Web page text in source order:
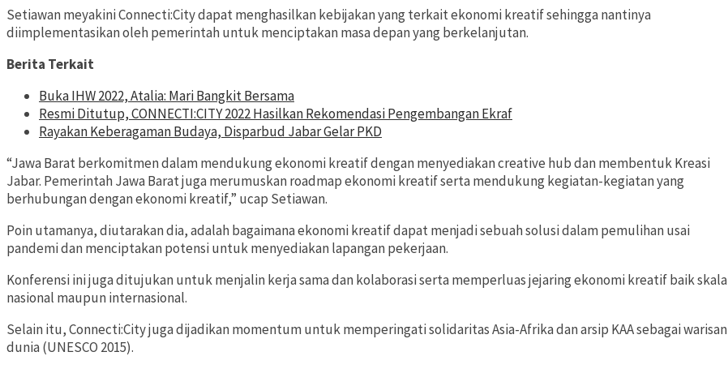
Setiawan meyakini Connecti:City dapat menghasilkan kebijakan yang terkait ekonomi kreatif sehingga nantinya
diimplementasikan oleh pemerintah untuk menciptakan masa depan yang berkelanjutan.
Berita Terkait
Buka IHW 2022, Atalia: Mari Bangkit Bersama
Resmi Ditutup, CONNECTI:CITY 2022 Hasilkan Rekomendasi Pengembangan Ekraf
Rayakan Keberagaman Budaya, Disparbud Jabar Gelar PKD
“Jawa Barat berkomitmen dalam mendukung ekonomi kreatif dengan menyediakan creative hub dan membentuk Kreasi
Jabar. Pemerintah Jawa Barat juga merumuskan roadmap ekonomi kreatif serta mendukung kegiatan-kegiatan yang
berhubungan dengan ekonomi kreatif,” ucap Setiawan.
Poin utamanya, diutarakan dia, adalah bagaimana ekonomi kreatif dapat menjadi sebuah solusi dalam pemulihan usai
pandemi dan menciptakan potensi untuk menyediakan lapangan pekerjaan.
Konferensi ini juga ditujukan untuk menjalin kerja sama dan kolaborasi serta memperluas jejaring ekonomi kreatif baik skala
nasional maupun internasional.
Selain itu, Connecti:City juga dijadikan momentum untuk memperingati solidaritas Asia-Afrika dan arsip KAA sebagai warisan
dunia (UNESCO 2015).